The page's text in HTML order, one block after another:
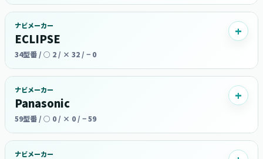
ナビメーカー
ECLIPSE
34型番 / ○ 2 / × 32 / − 0
ナビメーカー
Panasonic
59型番 / ○ 0 / × 0 / − 59
ナビメーカー